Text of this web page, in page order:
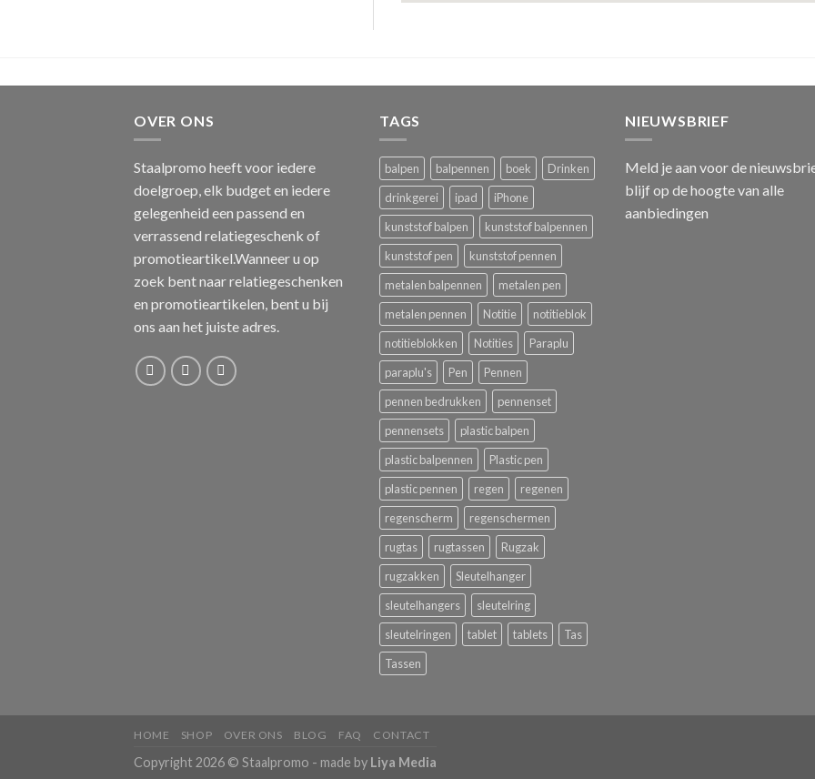
OVER ONS
Staalpromo heeft voor iedere
doelgroep, elk budget en iedere
gelegenheid een passend en
verrassend relatiegeschenk of
promotieartikel.Wanneer u op
zoek bent naar relatiegeschenken
en promotieartikelen, bent u bij
ons aan het juiste adres.
TAGS
balpen balpennen boek
Drinken
drinkgerei
ipad
iPhone
kunststof balpen
kunststof balpennen
kunststof pen
kunststof pennen
metalen balpennen
metalen pen
metalen pennen
Notitie
notitieblok
notitieblokken
Notities
Paraplu
paraplu's
Pen
Pennen
pennen bedrukken
pennenset
pennensets
plastic balpen
plastic balpennen
Plastic pen
plastic pennen
regen
regenen
regenscherm
regenschermen
rugtas
rugtassen
Rugzak
rugzakken
Sleutelhanger
sleutelhangers
sleutelring
sleutelringen
tablet tablets
Tas
Tassen
NIEUWSBRIEF
Meld je aan voor de
blijf op de hoogte van alle
aanbiedingen
HOME SHOP OVER ONS BLOG FAQ CONTACT
Copyright 2026 © Staalpromo - made by Liya Media